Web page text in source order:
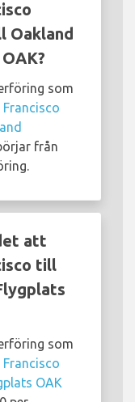
Oakland
som
från
att
till
som
OAK